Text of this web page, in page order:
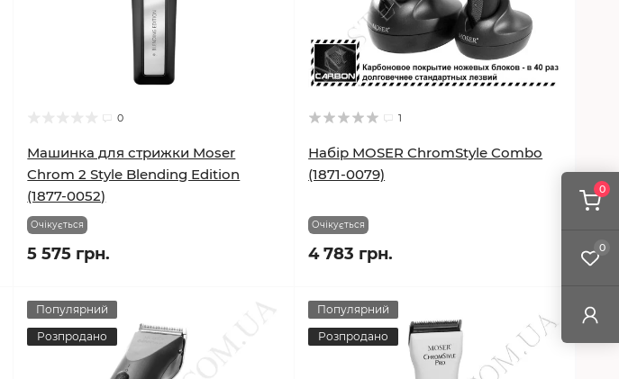
0
0
0
Машинка для стрижки Moser
Chrom 2 Style Blending Edition
(1877-0052)
Очікується
5 575 грн.
1
Набір MOSER ChromStyle Combo
(1871-0079)
Очікується
4 783 грн.
Популярний
Розпродано
Популярний
Розпродано